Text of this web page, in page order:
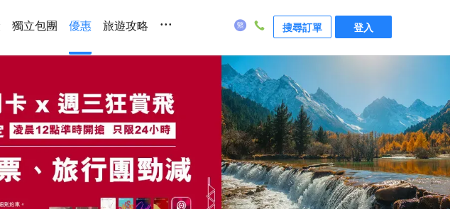
獨立包團 優惠 旅遊攻略 ... 搜尋訂單 登入